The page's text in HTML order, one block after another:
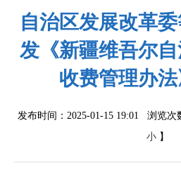
自治区发展改革
发《新疆维吾尔
收费管理办
发布时间：2025-01-15 19:01 浏览次
小 】